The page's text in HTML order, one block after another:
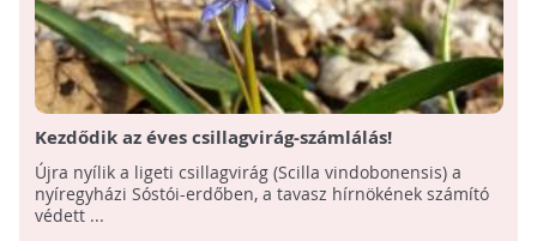
Kezdődik az éves csillagvirág-számlálás!
Újra nyílik a ligeti csillagvirág (Scilla vindobonensis) a
nyíregyházi Sóstói-erdőben, a tavasz hírnökének számító
védett ...